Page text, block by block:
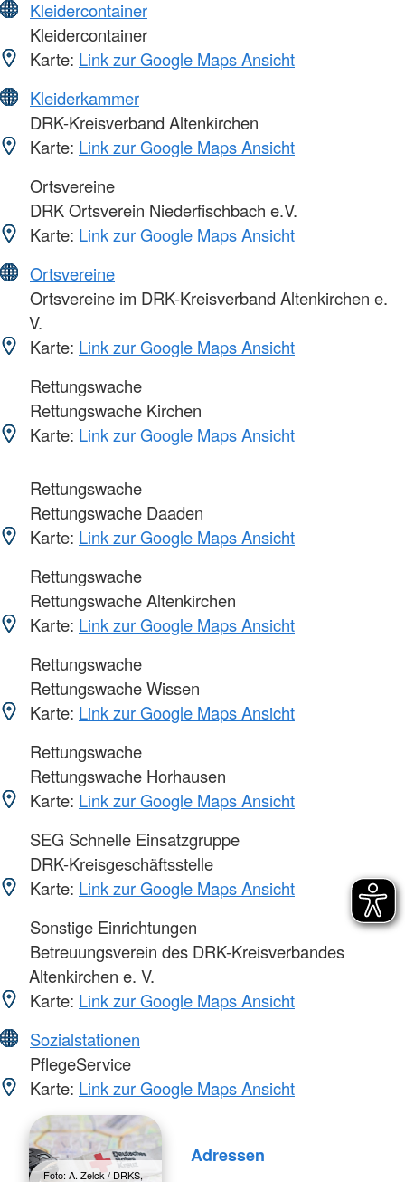
Kleidercontainer
Kleidercontainer
Karte: Link zur Google Maps Ansicht
Kleiderkammer
DRK-Kreisverband Altenkirchen
Karte: Link zur Google Maps Ansicht
Ortsvereine
DRK Ortsverein Niederfischbach e.V.
Karte: Link zur Google Maps Ansicht
Ortsvereine
Ortsvereine im DRK-Kreisverband Altenkirchen e.
V.
Karte: Link zur Google Maps Ansicht
Rettungswache
Rettungswache Kirchen
Karte: Link zur Google Maps Ansicht
Rettungswache
Rettungswache Daaden
Karte: Link zur Google Maps Ansicht
Rettungswache
Rettungswache Altenkirchen
Karte: Link zur Google Maps Ansicht
Rettungswache
Rettungswache Wissen
Karte: Link zur Google Maps Ansicht
Rettungswache
Rettungswache Horhausen
Karte: Link zur Google Maps Ansicht
SEG Schnelle Einsatzgruppe
DRK-Kreisgeschäftsstelle
Karte: Link zur Google Maps Ansicht
Sonstige Einrichtungen
Betreuungsverein des DRK-Kreisverbandes
Altenkirchen e. V.
Karte: Link zur Google Maps Ansicht
Sozialstationen
PflegeService
Karte: Link zur Google Maps Ansicht
Foto: A. Zelck / DRKS,
Adressen